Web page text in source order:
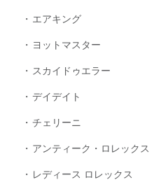
エアキング
ヨットマスター
スカイドゥエラー
デイデイト
チェリーニ
アンティーク・ロレックス
レディース ロレックス